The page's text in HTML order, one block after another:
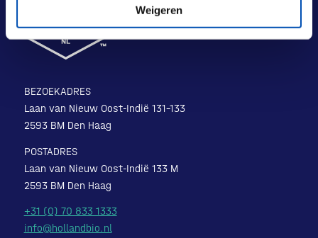
Weigeren
BEZOEKADRES
Laan van Nieuw Oost-Indië 131-133
2593 BM Den Haag
POSTADRES
Laan van Nieuw Oost-Indië 133 M
2593 BM Den Haag
+31 (0) 70 833 1333
info@hollandbio.nl